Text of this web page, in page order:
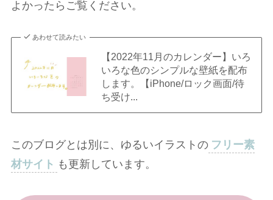
よかったらご覧ください。
あわせて読みたい
【2022年11月のカレンダー】いろ
いろな色のシンプルな壁紙を配布
します。【iPhone/ロック画面/待
ち受け...
このブログとは別に、ゆるいイラストの フリー素
材サイト も更新しています。